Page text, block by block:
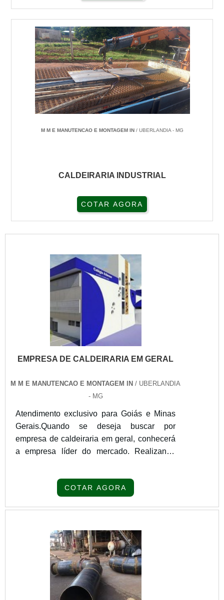
M M E MANUTENCAO E MONTAGEM IN/ UBERLANDIA - MG
CALDEIRARIA INDUSTRIAL
COTAR AGORA
EMPRESA DE CALDEIRARIA EM GERAL
M M E MANUTENCAO E MONTAGEM IN / UBERLANDIA
- MG
Atendimento exclusivo para Goiás e Minas
Gerais.Quando se deseja buscar por
empresa de caldeiraria em geral, conhecerá
a empresa líder do mercado. Realizando
atuação.Quando o tema é empresa de
custo-benefício com pagamento
acessível.MAIS SOBRE EMPRESA DE
CALDEIRARIA EM GERALA M M e
Manutenção e Montagem canaliza seus
esforços em produzir uma estrutura para os
COTAR AGORA